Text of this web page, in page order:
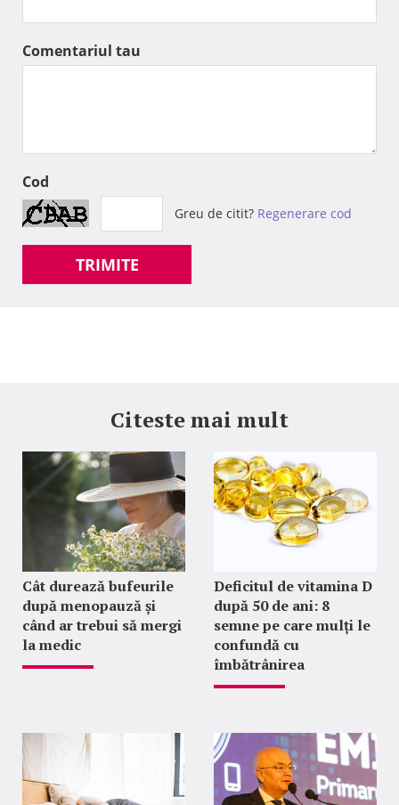
Comentariul tau
Cod
Greu de citit? Regenerare cod
TRIMITE
Citeste mai mult
Cât durează bufeurile
după menopauză și
când ar trebui să mergi
la medic
Deficitul de vitamina D
după 50 de ani: 8
semne pe care mulți le
confundă cu
îmbătrânirea